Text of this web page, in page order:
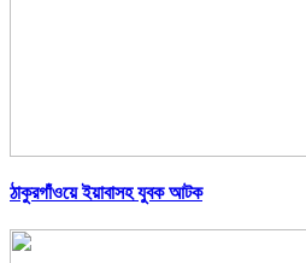
ঠাকুরগাঁওয়ে ইয়াবাসহ যুবক আটক